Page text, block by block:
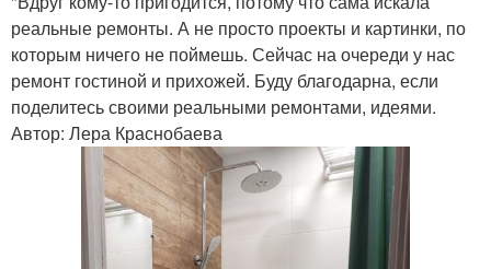
реальные ремонты. А не просто проекты и картинки, по
которым ничего не поймешь. Сейчас на очереди у нас
ремонт гостиной и прихожей. Буду благодарна, если
поделитесь своими реальными ремонтами, идеями.
Автор: Лера Краснобаева